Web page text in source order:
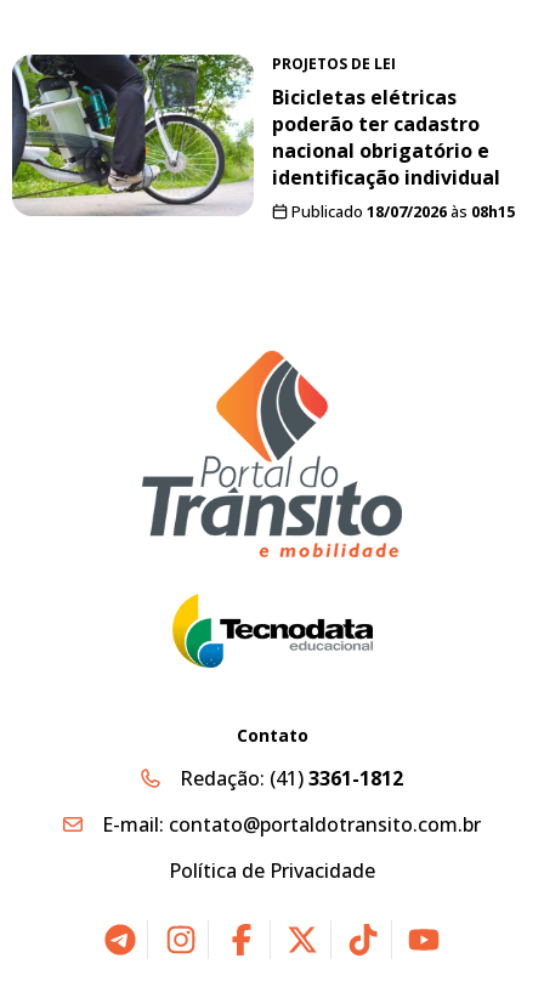
PROJETOS DE LEI
Bicicletas elétricas
poderão ter cadastro
nacional obrigatório e
identificação individual
Publicado 18/07/2026às 08h15
Contato
Redação: (41)3361-1812
E-mail: contato@portaldotransito.com.br
Política de Privacidade